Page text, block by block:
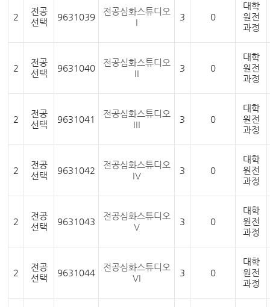
2
전공
선택
9631039
전공심화스튜디오
I
3 0
대학
원전
과정
2
전공
선택
9631040
전공심화스튜디오
II
3 0
대학
원전
과정
2
전공
선택
9631041
전공심화스튜디오
III
3 0
대학
원전
과정
2
전공
선택
9631042
전공심화스튜디오
IV
3 0
대학
원전
과정
2
전공
선택
9631043
전공심화스튜디오
V
3 0
대학
원전
과정
2
전공
선택
9631044
전공심화스튜디오
VI
3 0
대학
원전
과정